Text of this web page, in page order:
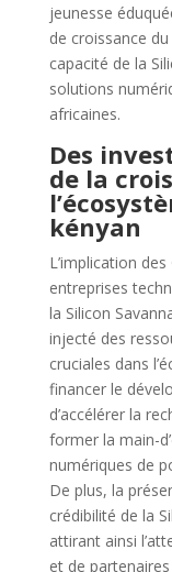
jeunesse
de croissance
capacité de la
solutions
africaines.
Des
de la
kényan
L’implication
entreprises
la Silicon
injecté des
cruciales dans
financer le
d’accélérer la
former la main-
numériques de
De plus, la
crédibilité de la
attirant ainsi
et de